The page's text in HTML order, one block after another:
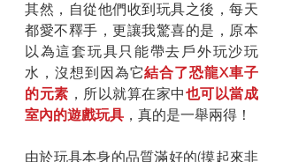
其然，自從他們收到玩具之後，每天
都愛不釋手，更讓我驚喜的是，原本
以為這套玩具只能帶去戶外玩沙玩
水，沒想到因為它結合了恐龍X車子
的元素 ，所以就算在家中也可以當成
室內的遊戲玩具 ，真的是一舉兩得！
由於玩具本身的品質滿好的(摸起來非